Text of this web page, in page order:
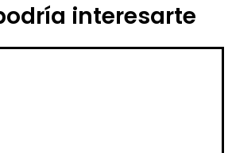
interesarte